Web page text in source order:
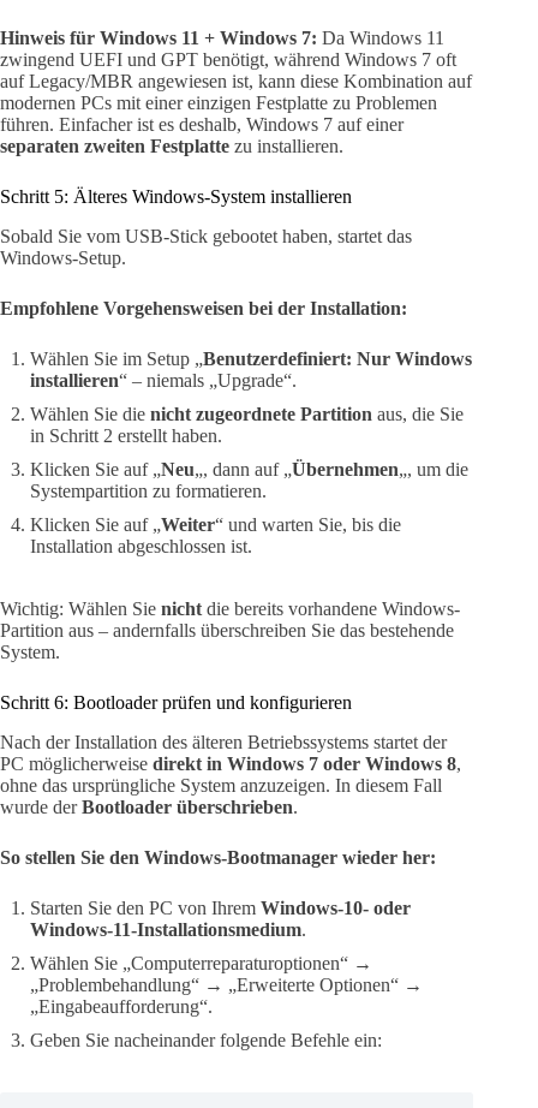
Hinweis für Windows 11 + Windows 7: Da Windows 11
zwingend UEFI und GPT benötigt, während Windows 7 oft
auf Legacy/MBR angewiesen ist, kann diese Kombination auf
modernen PCs mit einer einzigen Festplatte zu Problemen
führen. Einfacher ist es deshalb, Windows 7 auf einer
separaten zweiten Festplatte zu installieren.
Schritt 5: Älteres Windows-System installieren
Sobald Sie vom USB-Stick gebootet haben, startet das
Windows-Setup.
Empfohlene Vorgehensweisen bei der Installation:
Wählen Sie im Setup „Benutzerdefiniert: Nur Windows
installieren“ – niemals „Upgrade“.
Wählen Sie die nicht zugeordnete Partition aus, die Sie
in Schritt 2 erstellt haben.
Klicken Sie auf „Neu„, dann auf „Übernehmen„, um die
Systempartition zu formatieren.
Klicken Sie auf „Weiter“ und warten Sie, bis die
Installation abgeschlossen ist.
Wichtig: Wählen Sie nicht die bereits vorhandene Windows-
Partition aus – andernfalls überschreiben Sie das bestehende
System.
Schritt 6: Bootloader prüfen und konfigurieren
Nach der Installation des älteren Betriebssystems startet der
PC möglicherweise direkt in Windows 7 oder Windows 8,
ohne das ursprüngliche System anzuzeigen. In diesem Fall
wurde derBootloader überschrieben.
So stellen Sie den Windows-Bootmanager wieder her:
Starten Sie den PC von Ihrem Windows-10- oder
Windows-11-Installationsmedium.
Wählen Sie „Computerreparaturoptionen“ →
„Problembehandlung“ → „Erweiterte Optionen“ →
„Eingabeaufforderung“.
Geben Sie nacheinander folgende Befehle ein: